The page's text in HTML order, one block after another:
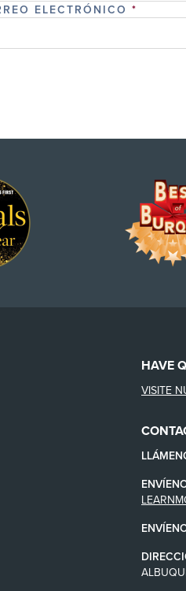
ELECTRÓNICO *
HAVE
VISITE